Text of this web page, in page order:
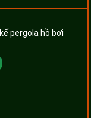
pergola hồ bơi